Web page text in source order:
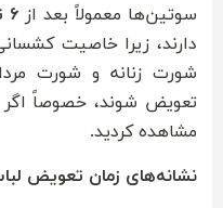
سوتین‌ها معمولاً بعد از۶ تا ۱۲ ماه
دارند، زیرا خاصیت
شورت زنانه و شورت
تعویض شوند، خصوصاً اگر
مشاهده کردید.
نشانه‌های زمان تعویض